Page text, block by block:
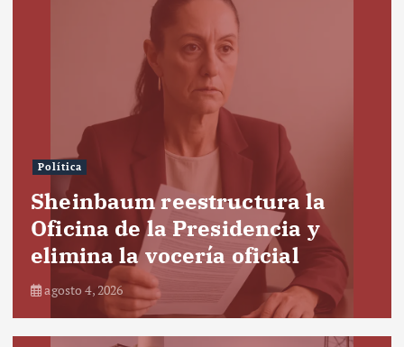
Política
Sheinbaum reestructura la
Oficina de la Presidencia y
elimina la vocería oficial
agosto 4, 2026